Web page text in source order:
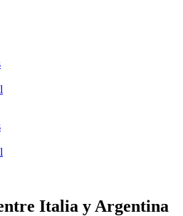
Italia y Argentina